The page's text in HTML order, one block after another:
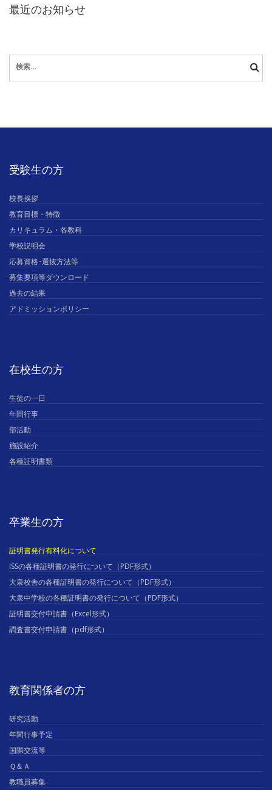
最近のお知らせ
索:
受験生の方
校長挨拶
教育目標・特徴
カリキュラム・各教科
学校説明会
応募資格･選抜方法等
募集要項等ダウンロード
過去の結果
アドミッションポリシー
在校生の方
生徒の一日
年間行事
部活動
施設紹介
各種証明書類
卒業生の方
証明書発行有料化について
ISSの各種証明書の発行について（PDF形式）
大泉校舎の各種証明書の発行について（PDF形式）
大泉中学校の各種証明書の発行について（PDF形式）
証明書交付申請書（Excel形式）
調査書交付申請書（pdf形式）
教育関係者の方
研究活動
年間行事予定
国際交流等
Ｑ＆Ａ
教職員募集